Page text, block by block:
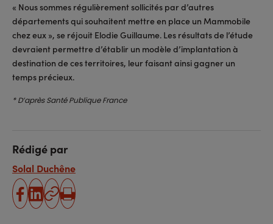
« Nous sommes régulièrement sollicités par d’autres
départements qui souhaitent mettre en place un Mammobile
chez eux », se réjouit Elodie Guillaume. Les résultats de l’étude
devraient permettre d’établir un modèle d’implantation à
destination de ces territoires, leur faisant ainsi gagner un
temps précieux.
* D’après Santé Publique France
Rédigé par
Solal Duchêne
partager
partager
Copier
Imprimer